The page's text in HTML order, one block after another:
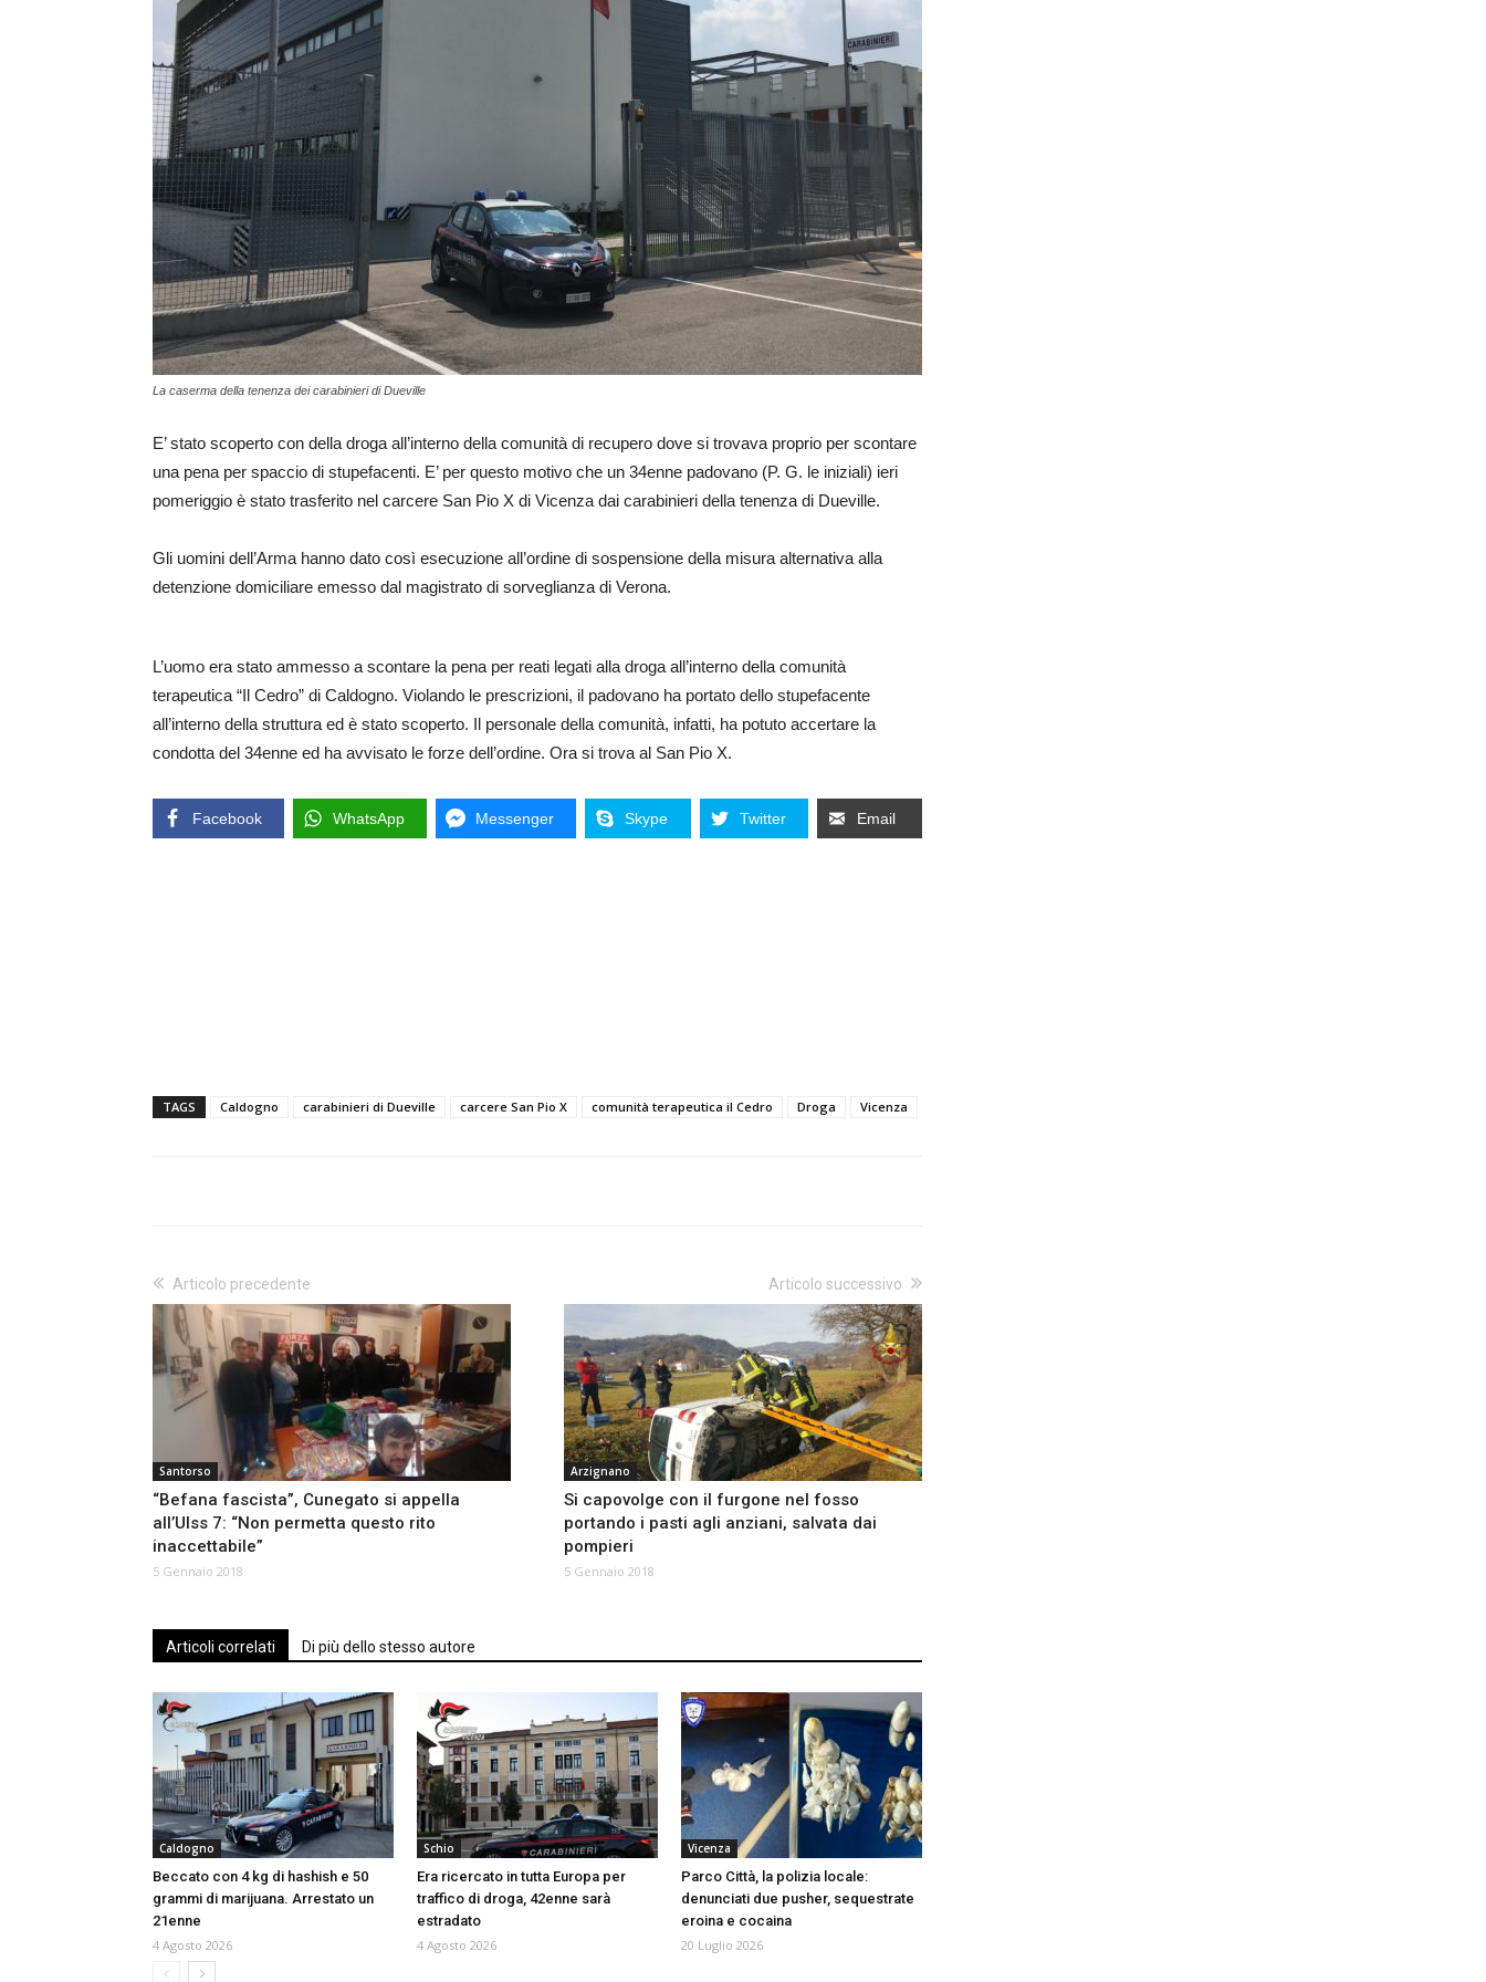
La caserma della tenenza dei carabinieri di Dueville
E’ stato scoperto con della droga all’interno della comunità di recupero dove si trovava proprio per scontare
una pena per spaccio di stupefacenti. E’ per questo motivo che un 34enne padovano (P. G. le iniziali) ieri
pomeriggio è stato trasferito nel carcere San Pio X di Vicenza dai carabinieri della tenenza di Dueville.
Gli uomini dell’Arma hanno dato così esecuzione all’ordine di sospensione della misura alternativa alla
detenzione domiciliare emesso dal magistrato di sorveglianza di Verona.
L’uomo era stato ammesso a scontare la pena per reati legati alla droga all’interno della comunità
terapeutica “Il Cedro” di Caldogno. Violando le prescrizioni, il padovano ha portato dello stupefacente
all’interno della struttura ed è stato scoperto. Il personale della comunità, infatti, ha potuto accertare la
condotta del 34enne ed ha avvisato le forze dell’ordine. Ora si trova al San Pio X.
Facebook WhatsApp Messenger Skype Twitter Email
TAGS Caldogno carabinieri di Dueville carcere San Pio X comunità terapeutica il Cedro Droga Vicenza
Articolo precedente
Santorso
“Befana fascista”, Cunegato si appella
all’Ulss 7: “Non permetta questo rito
inaccettabile”
5 Gennaio 2018
Articolo successivo
Arzignano
Si capovolge con il furgone nel fosso
portando i pasti agli anziani, salvata dai
pompieri
5 Gennaio 2018
Articoli correlati Di più dello stesso autore
Caldogno
Beccato con 4 kg di hashish e 50
grammi di marijuana. Arrestato un
21enne
4 Agosto 2026
Schio
Era ricercato in tutta Europa per
traffico di droga, 42enne sarà
estradato
4 Agosto 2026
Vicenza
Parco Città, la polizia locale:
denunciati due pusher, sequestrate
eroina e cocaina
20 Luglio 2026